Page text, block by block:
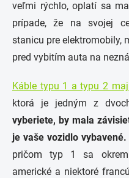
veľmi rýchlo, oplatí sa
prípade, že na svojej
stanicu pre elektromobily,
pred vybitím auta na
Káble typu 1 a typu 2
ktorá je jedným z
vyberiete, by mala
je vaše vozidlo vybavené.
pričom typ 1 sa okrem
americké a niektoré